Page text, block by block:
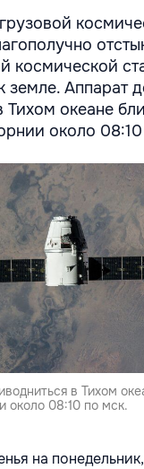
космической
земле. Аппарат
Тихом океане
около
в Тихом
около 08:10 по мск.
на